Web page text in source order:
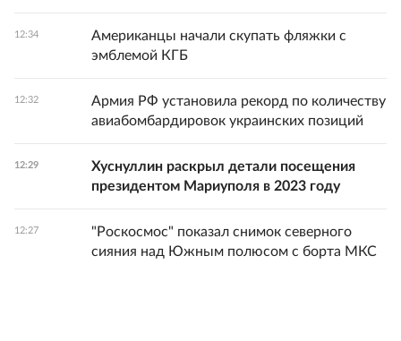
12:34
Американцы начали скупать фляжки с
эмблемой КГБ
12:32
Армия РФ установила рекорд по количеству
авиабомбардировок украинских позиций
12:29
Хуснуллин раскрыл детали посещения
президентом Мариуполя в 2023 году
12:27
"Роскосмос" показал снимок северного
сияния над Южным полюсом с борта МКС